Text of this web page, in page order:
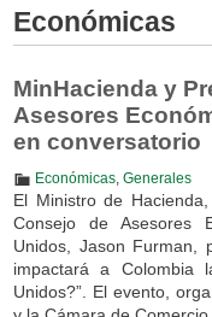
Económicas
MinHacienda y
Asesores
en conversatorio
Económicas, Generales
El Ministro de
Consejo de Asesores
Unidos, Jason Furman,
impactará a Colombia
Unidos?”. El evento,